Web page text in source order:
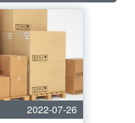
2022-07-26